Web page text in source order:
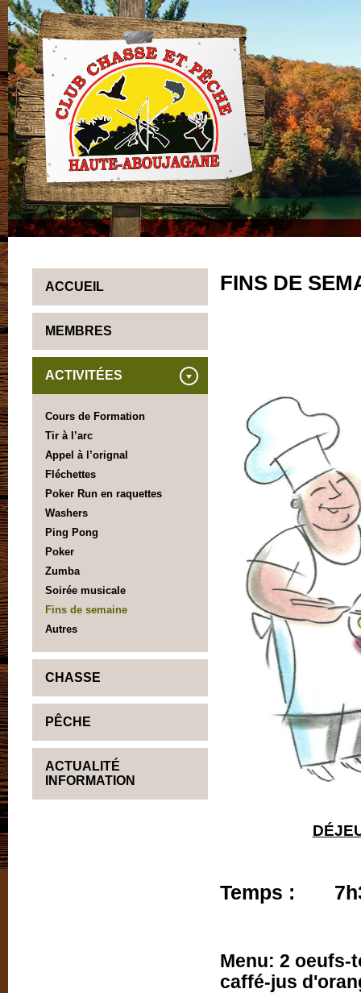
ACCUEIL
MEMBRES
ACTIVITÉES
Cours de Formation
Tir à l’arc
Appel à l’orignal
Fléchettes
Poker Run en raquettes
Washers
Ping Pong
Poker
Zumba
Soirée musicale
Fins de semaine
Autres
CHASSE
PÊCHE
ACTUALITÉ
INFORMATION
FINS DE
Temps :
Menu: 2 oeufs-
caffé-jus